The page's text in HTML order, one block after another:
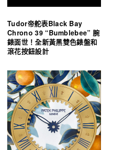
Tudor帝舵表Black Bay
Chrono 39 “Bumblebee” 腕
錶面世！全新黃黑雙色錶盤和
滾花按鈕設計